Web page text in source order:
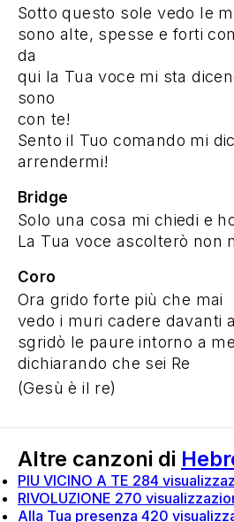
Sotto questo sole vedo le
sono alte, spesse e forti
da
qui la Tua voce mi sta
sono
con te!
Sento il Tuo comando mi
arrendermi!
Bridge
Solo una cosa mi chiedi e
La Tua voce ascolterò non
Coro
Ora grido forte più che mai
vedo i muri cadere davanti
sgridò le paure intorno a me
dichiarando che sei Re
(Gesù è il re)
Altre canzoni di
PIU VICINO A TE 284
RIVOLUZIONE 270
Alla Tua presenza 420